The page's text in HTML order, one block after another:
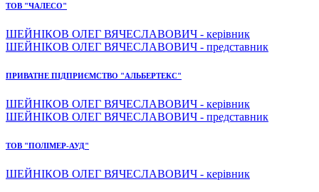
ТОВ "ЧАЛЕСО"
ШЕЙНІКОВ ОЛЕГ ВЯЧЕСЛАВОВИЧ - керівник
ШЕЙНІКОВ ОЛЕГ ВЯЧЕСЛАВОВИЧ - представник
ПРИВАТНЕ ПІДПРИЄМСТВО "АЛЬБЕРТЕКС"
ШЕЙНІКОВ ОЛЕГ ВЯЧЕСЛАВОВИЧ - керівник
ШЕЙНІКОВ ОЛЕГ ВЯЧЕСЛАВОВИЧ - представник
ТОВ "ПОЛІМЕР-АУД"
ШЕЙНІКОВ ОЛЕГ ВЯЧЕСЛАВОВИЧ - керівник